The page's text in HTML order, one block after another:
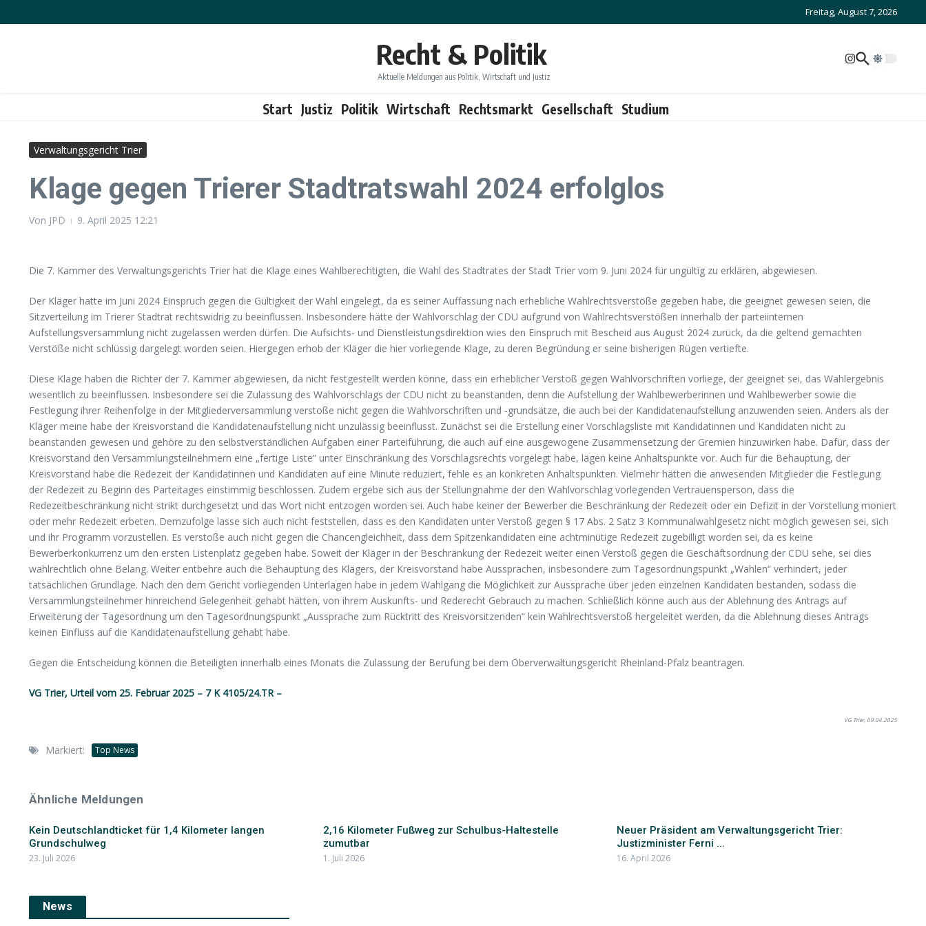
Freitag, August 7, 2026
Recht & Politik
Aktuelle Meldungen aus Politik, Wirtschaft und Justiz
Start Justiz Politik Wirtschaft Rechtsmarkt Gesellschaft Studium
Verwaltungsgericht Trier
Klage gegen Trierer Stadtratswahl 2024 erfolglos
Von JPD 9. April 2025 12:21
Die 7. Kammer des Verwaltungsgerichts Trier hat die Klage eines Wahlberechtigten, die Wahl des Stadtrates der Stadt Trier vom 9. Juni 2024 für ungültig zu erklären, abgewiesen.
Der Kläger hatte im Juni 2024 Einspruch gegen die Gültigkeit der Wahl eingelegt, da es seiner Auffassung nach erhebliche Wahlrechtsverstöße gegeben habe, die geeignet gewesen seien, die
Sitzverteilung im Trierer Stadtrat rechtswidrig zu beeinflussen. Insbesondere hätte der Wahlvorschlag der CDU aufgrund von Wahlrechtsverstößen innerhalb der parteiinternen
Aufstellungsversammlung nicht zugelassen werden dürfen. Die Aufsichts- und Dienstleistungsdirektion wies den Einspruch mit Bescheid aus August 2024 zurück, da die geltend gemachten
Verstöße nicht schlüssig dargelegt worden seien. Hiergegen erhob der Kläger die hier vorliegende Klage, zu deren Begründung er seine bisherigen Rügen vertiefte.
Diese Klage haben die Richter der 7. Kammer abgewiesen, da nicht festgestellt werden könne, dass ein erheblicher Verstoß gegen Wahlvorschriften vorliege, der geeignet sei, das Wahlergebnis
wesentlich zu beeinflussen. Insbesondere sei die Zulassung des Wahlvorschlags der CDU nicht zu beanstanden, denn die Aufstellung der Wahlbewerberinnen und Wahlbewerber sowie die
Festlegung ihrer Reihenfolge in der Mitgliederversammlung verstoße nicht gegen die Wahlvorschriften und -grundsätze, die auch bei der Kandidatenaufstellung anzuwenden seien. Anders als der
Kläger meine habe der Kreisvorstand die Kandidatenaufstellung nicht unzulässig beeinflusst. Zunächst sei die Erstellung einer Vorschlagsliste mit Kandidatinnen und Kandidaten nicht zu
beanstanden gewesen und gehöre zu den selbstverständlichen Aufgaben einer Parteiführung, die auch auf eine ausgewogene Zusammensetzung der Gremien hinzuwirken habe. Dafür, dass der
Kreisvorstand den Versammlungsteilnehmern eine „fertige Liste“ unter Einschränkung des Vorschlagsrechts vorgelegt habe, lägen keine Anhaltspunkte vor. Auch für die Behauptung, der
Kreisvorstand habe die Redezeit der Kandidatinnen und Kandidaten auf eine Minute reduziert, fehle es an konkreten Anhaltspunkten. Vielmehr hätten die anwesenden Mitglieder die Festlegung
der Redezeit zu Beginn des Parteitages einstimmig beschlossen. Zudem ergebe sich aus der Stellungnahme der den Wahlvorschlag vorlegenden Vertrauensperson, dass die
Redezeitbeschränkung nicht strikt durchgesetzt und das Wort nicht entzogen worden sei. Auch habe keiner der Bewerber die Beschränkung der Redezeit oder ein Defizit in der Vorstellung moniert
oder mehr Redezeit erbeten. Demzufolge lasse sich auch nicht feststellen, dass es den Kandidaten unter Verstoß gegen § 17 Abs. 2 Satz 3 Kommunalwahlgesetz nicht möglich gewesen sei, sich
und ihr Programm vorzustellen. Es verstoße auch nicht gegen die Chancengleichheit, dass dem Spitzenkandidaten eine achtminütige Redezeit zugebilligt worden sei, da es keine
Bewerberkonkurrenz um den ersten Listenplatz gegeben habe. Soweit der Kläger in der Beschränkung der Redezeit weiter einen Verstoß gegen die Geschäftsordnung der CDU sehe, sei dies
wahlrechtlich ohne Belang. Weiter entbehre auch die Behauptung des Klägers, der Kreisvorstand habe Aussprachen, insbesondere zum Tagesordnungspunkt „Wahlen“ verhindert, jeder
tatsächlichen Grundlage. Nach den dem Gericht vorliegenden Unterlagen habe in jedem Wahlgang die Möglichkeit zur Aussprache über jeden einzelnen Kandidaten bestanden, sodass die
Versammlungsteilnehmer hinreichend Gelegenheit gehabt hätten, von ihrem Auskunfts- und Rederecht Gebrauch zu machen. Schließlich könne auch aus der Ablehnung des Antrags auf
Erweiterung der Tagesordnung um den Tagesordnungspunkt „Aussprache zum Rücktritt des Kreisvorsitzenden“ kein Wahlrechtsverstoß hergeleitet werden, da die Ablehnung dieses Antrags
keinen Einfluss auf die Kandidatenaufstellung gehabt habe.
Gegen die Entscheidung können die Beteiligten innerhalb eines Monats die Zulassung der Berufung bei dem Oberverwaltungsgericht Rheinland-Pfalz beantragen.
VG Trier, Urteil vom 25. Februar 2025 – 7 K 4105/24.TR –
VG Trier, 09.04.2025
Markiert: Top News
Ähnliche Meldungen
Kein Deutschlandticket für 1,4 Kilometer langen
Grundschulweg
23. Juli 2026
2,16 Kilometer Fußweg zur Schulbus-Haltestelle
zumutbar
1. Juli 2026
Neuer Präsident am Verwaltungsgericht Trier:
Justizminister Ferni ...
16. April 2026
News